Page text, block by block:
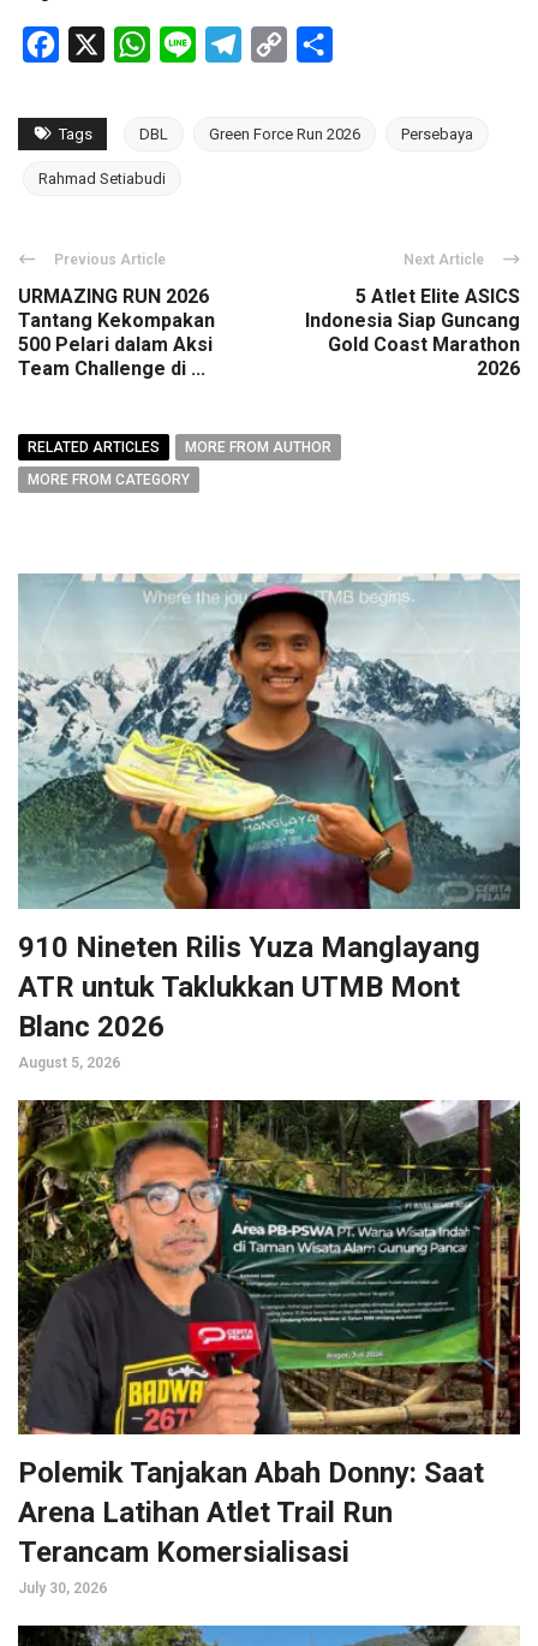
Facebook WhatsApp
Line Telegram
Copy
Tags DBL Green Force Run 2026 Persebaya
Rahmad Setiabudi
Previous Article
URMAZING RUN 2026
Tantang Kekompakan
500 Pelari dalam Aksi
Team Challenge di ...
Next Article
5 Atlet Elite ASICS
Indonesia Siap Guncang
Gold Coast Marathon
2026
RELATED ARTICLES
MORE FROM AUTHOR
MORE FROM CATEGORY
910 Nineten Rilis Yuza Manglayang
ATR untuk Taklukkan UTMB Mont
Blanc 2026
August 5, 2026
Polemik Tanjakan Abah Donny: Saat
Arena Latihan Atlet Trail Run
Terancam Komersialisasi
July 30, 2026